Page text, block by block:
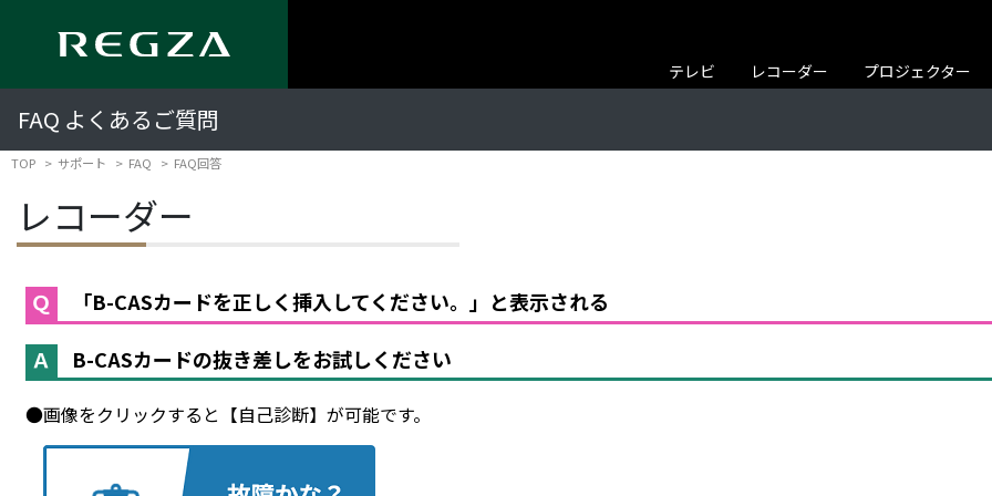
テレビ レコーダー プロジェクター
FAQ よくあるご質問
TOP サポート FAQ FAQ回答
レコーダー